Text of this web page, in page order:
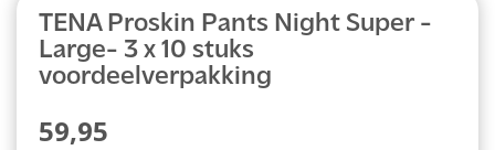
TENA Proskin Pants Night Super -
Large- 3 x 10 stuks
voordeelverpakking
59,95